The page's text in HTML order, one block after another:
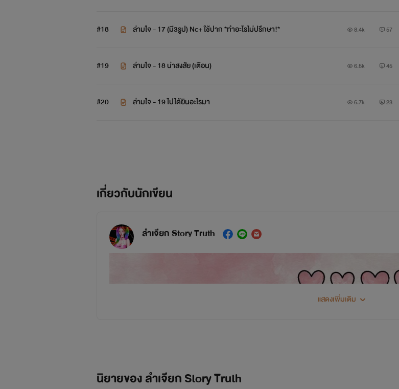
#18 ล่ามใจ - 17 (มี3รูป) Nc+ ใช้ปาก *ทำอะไรไม่ปรึกษา!* 8.4k 57
#19 ล่ามใจ - 18 น่าสงสัย (เตือน) 6.5k 45
#20 ล่ามใจ - 19 ไปได้ยินอะไรมา 6.7k 23
เกี่ยวกับนักเขียน
ลำเจียก Story Truth
แสดงเพิ่มเติม
นิยายของ ลำเจียก Story Truth